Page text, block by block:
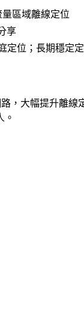
區域離線定位
享
定位；長期穩定
，大幅提升離
。